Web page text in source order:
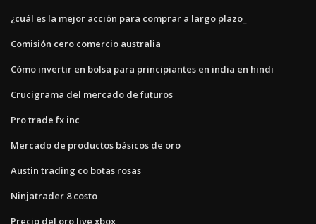
¿cuál es la mejor acción para comprar a largo plazo_
Comisión cero comercio australia
Cómo invertir en bolsa para principiantes en india en hindi
Crucigrama del mercado de futuros
Pro trade fx inc
Mercado de productos básicos de oro
Austin trading co botas rosas
Ninjatrader 8 costo
Precio del oro live xbox